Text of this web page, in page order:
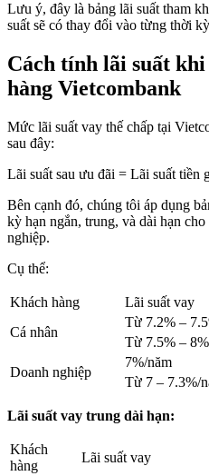
Lưu ý, đây là bảng lãi suất tham
suất sẽ có thay đổi vào từng thời
Cách tính lãi suất
hàng Vietcombank
Mức lãi suất vay thế chấp tại
sau đây:
Lãi suất sau ưu đãi = Lãi suất tiền
Bên cạnh đó, chúng tôi áp dụng
kỳ hạn ngắn, trung, và dài hạn
nghiệp.
Cụ thể:
Khách hàng Lãi suất vay
Cá nhân
Từ 7.2% –
Từ 7.5% –
Doanh nghiệp
7%/năm
Từ 7 – 7.3%/
Lãi suất vay trung dài hạn:
Khách
hàng
Lãi suất vay